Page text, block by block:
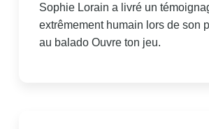
Sophie Lorain a livré un
extrêmement humain lors de son
au balado Ouvre ton jeu.